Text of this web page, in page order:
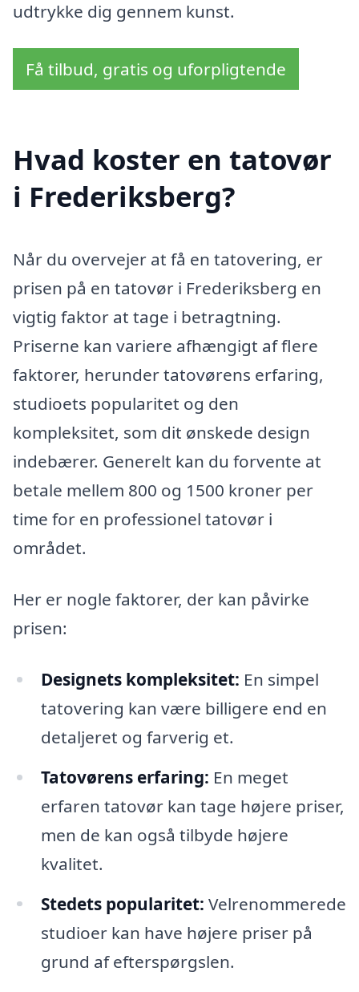
udtrykke dig gennem kunst.
Få tilbud, gratis og uforpligtende
Hvad koster en tatovør
i Frederiksberg?
Når du overvejer at få en tatovering, er
prisen på en tatovør i Frederiksberg en
vigtig faktor at tage i betragtning.
Priserne kan variere afhængigt af flere
faktorer, herunder tatovørens erfaring,
studioets popularitet og den
kompleksitet, som dit ønskede design
indebærer. Generelt kan du forvente at
betale mellem 800 og 1500 kroner per
time for en professionel tatovør i
området.
Her er nogle faktorer, der kan påvirke
prisen:
Designets kompleksitet: En simpel
tatovering kan være billigere end en
detaljeret og farverig et.
Tatovørens erfaring: En meget
erfaren tatovør kan tage højere priser,
men de kan også tilbyde højere
kvalitet.
Stedets popularitet: Velrenommerede
studioer kan have højere priser på
grund af efterspørgslen.